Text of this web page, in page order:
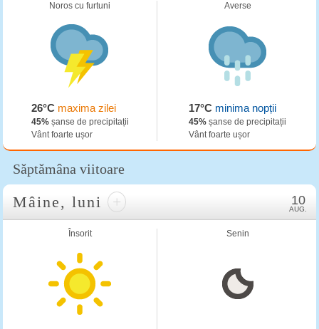
Noros cu furtuni
26°Cmaxima zilei
45%șanse de precipitații
Vânt foarte ușor
Averse
17°C minima nopții
45% șanse de precipitații
Vânt foarte ușor
Săptămâna viitoare
Mâine, luni + 10
AUG.
Însorit Senin